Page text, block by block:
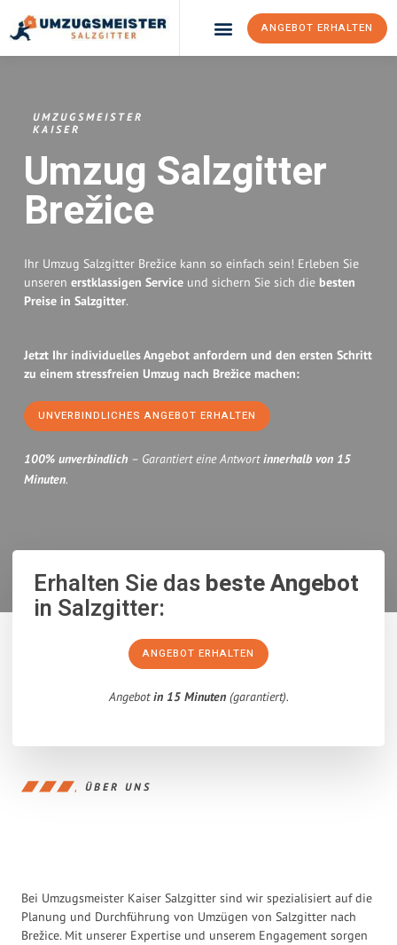
ANGEBOT ERHALTEN
UMZUGSMEISTER
KAISER
Umzug Salzgitter
Brežice
Ihr Umzug Salzgitter Brežice kann so einfach sein! Erleben Sie
unseren erstklassigen Service und sichern Sie sich die besten
Preise in Salzgitter.
Jetzt Ihr individuelles Angebot anfordern und den ersten Schritt
zu einem stressfreien Umzug nach Brežice machen:
UNVERBINDLICHES ANGEBOT ERHALTEN
100% unverbindlich – Garantiert eine Antwortinnerhalb von 15
Minuten.
Erhalten Sie dasbeste Angebot
in Salzgitter:
ANGEBOT ERHALTEN
Angebotin 15 Minuten(garantiert).
ÜBER UNS
Bei Umzugsmeister Kaiser Salzgitter sind wir spezialisiert auf die
Planung und Durchführung von Umzügen von Salzgitter nach
Brežice. Mit unserer Expertise und unserem Engagement sorgen